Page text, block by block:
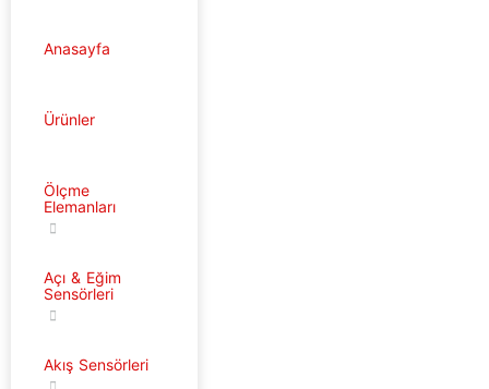
Anasayfa
Ürünler
Ölçme
Elemanları
Açı & Eğim
Sensörleri
Akış Sensörleri